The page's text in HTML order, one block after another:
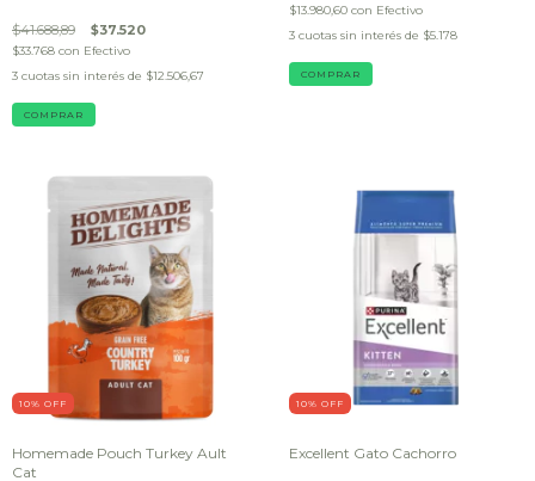
$41.688,89 $37.520
$33.768 con Efectivo
3 cuotas sin interés de $12.506,67
COMPRAR
$13.980,60 con Efectivo
3 cuotas sin interés de $5.178
COMPRAR
10% OFF
Homemade Pouch Turkey Ault
Cat
10% OFF
Excellent Gato Cachorro